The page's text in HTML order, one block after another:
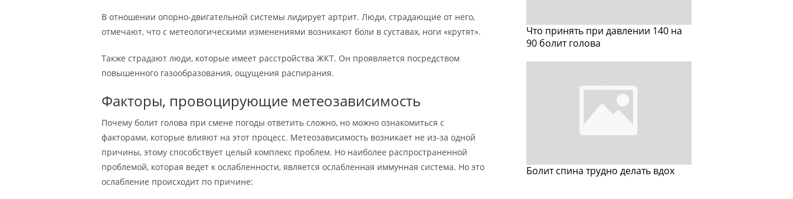
В отношении опорно-двигательной системы лидирует артрит. Люди, страдающие от него,
отмечают, что с метеологическими изменениями возникают боли в суставах, ноги «крутят».
Также страдают люди, которые имеет расстройства ЖКТ. Он проявляется посредством
повышенного газообразования, ощущения распирания.
Факторы, провоцирующие метеозависимость
Почему болит голова при смене погоды ответить сложно, но можно ознакомиться с
факторами, которые влияют на этот процесс. Метеозависимость возникает не из-за одной
причины, этому способствует целый комплекс проблем. Но наиболее распространенной
проблемой, которая ведет к ослабленности, является ослабленная иммунная система. Но это
ослабление происходит по причине:
Что принять при давлении 140 на
90 болит голова
Болит спина трудно делать вдох